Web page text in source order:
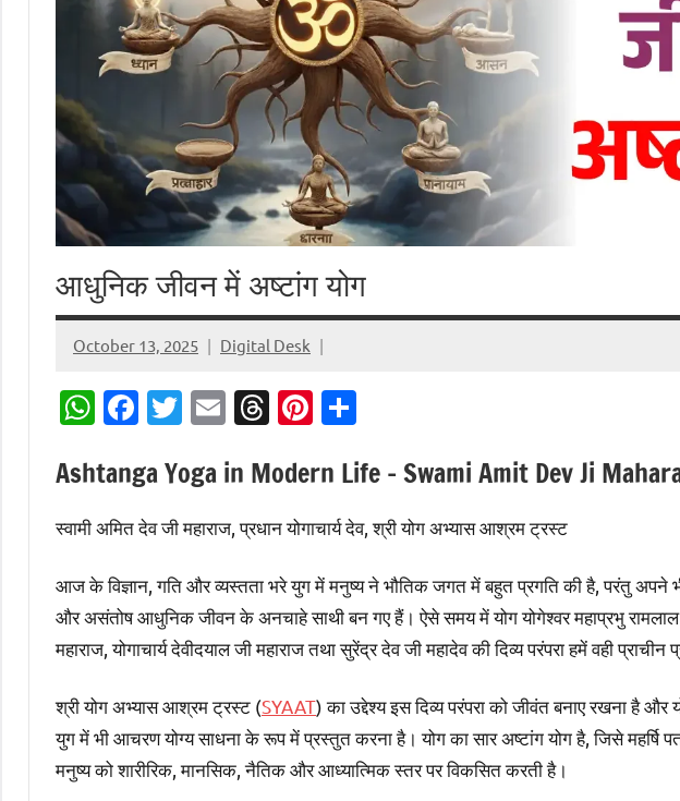
आधुनिक जीवन में अष्टांग योग
October 13, 2025 Digital Desk
WhatsApp
Facebook
Twitter
EmailThreads
Pinterest
Ashtanga Yoga in Modern Life – Swami Amit Dev Ji
स्वामी अमित देव जी महाराज, प्रधान योगाचार्य देव, श्री योग अभ्यास आश्रम ट्रस्ट
आज के विज्ञान, गति और व्यस्तता भरे युग में मनुष्य ने भौतिक जगत में बहुत प्रगति की है, परंतु अपने
और असंतोष आधुनिक जीवन के अनचाहे साथी बन गए हैं। ऐसे समय में योग योगेश्वर महाप्रभु
महाराज, योगाचार्य देवीदयाल जी महाराज तथा सुरेंद्र देव जी महादेव की दिव्य परंपरा हमें वही
श्री योग अभ्यास आश्रम ट्रस्ट (SYAAT) का उद्देश्य इस दिव्य परंपरा को जीवंत बनाए रखना है
युग में भी आचरण योग्य साधना के रूप में प्रस्तुत करना है। योग का सार अष्टांग योग है, जिसे महर्षि
मनुष्य को शारीरिक, मानसिक, नैतिक और आध्यात्मिक स्तर पर विकसित करती है।